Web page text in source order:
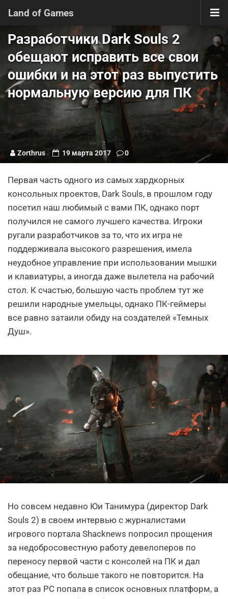
Land of Games
Разработчики Dark Souls 2
обещают исправить все свои
ошибки и на этот раз выпустить
нормальную версию для ПК
Zorthrus 19 марта 2017 0
Первая часть одного из самых хардкорных
консольных проектов, Dark Souls, в прошлом году
посетил наш любимый с вами ПК, однако порт
получился не самого лучшего качества. Игроки
ругали разработчиков за то, что их игра не
поддерживала высокого разрешения, имела
неудобное управление при использовании мышки
и клавиатуры, а иногда даже вылетела на рабочий
стол. К счастью, большую часть проблем тут же
решили народные умельцы, однако ПК-геймеры
все равно затаили обиду на создателей «Темных
Душ».
Но совсем недавно Юи Танимура (директор Dark
Souls 2) в своем интервью с журналистами
игрового портала Shacknews попросил прощения
за недобросовестную работу девелоперов по
переносу первой части с консолей на ПК и дал
обещание, что больше такого не повторится. На
этот раз PC попала в список основных платформ, а